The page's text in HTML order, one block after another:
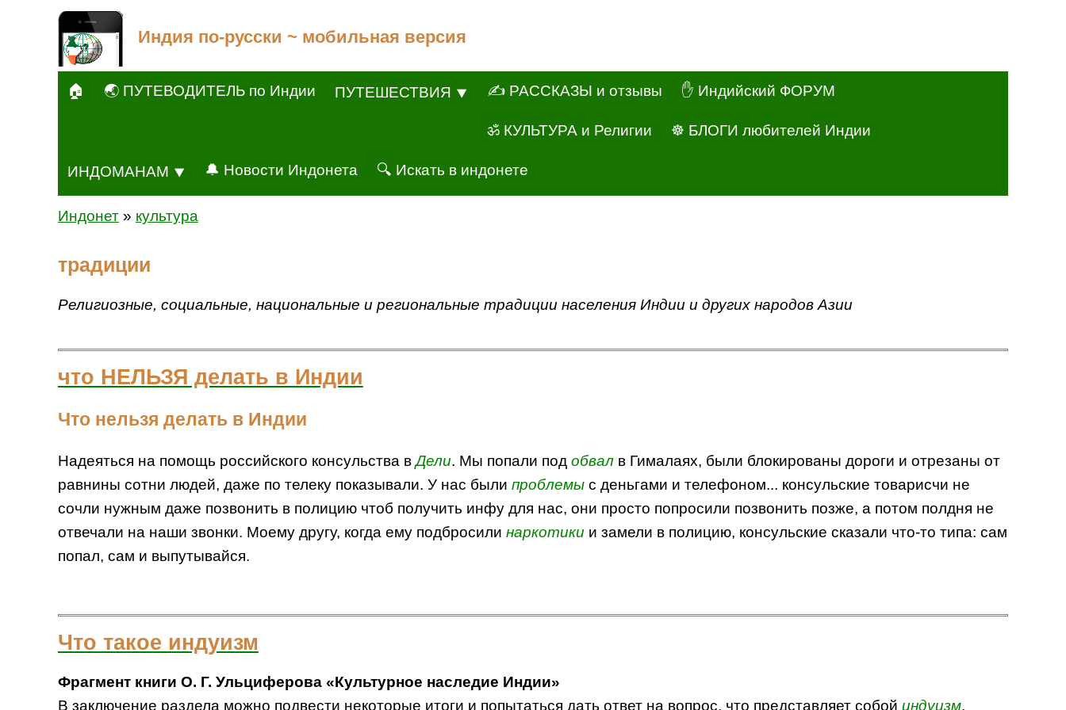
Индия по-русски ~ мобильная версия
🏠 🌏 ПУТЕВОДИТЕЛЬ по Индии ПУТЕШЕСТВИЯ ⯆ ✍ РАССКАЗЫ и отзывы ✋ Индийский ФОРУМ
ॐ КУЛЬТУРА и Религии ☸ БЛОГИ любителей Индии
ИНДОМАНАМ ⯆ 🔔 Новости Индонета 🔍 Искать в индонете
Индонет» культура
традиции
Религиозные, социальные, национальные и региональные традиции населения Индии и других народов Азии
что НЕЛЬЗЯ делать в Индии
Что нельзя делать в Индии
Надеяться на помощь российского консульства вДели. Мы попали под обвалв Гималаях, были блокированы дороги и отрезаны от
равнины сотни людей, даже по телеку показывали. У нас были проблемыс деньгами и телефоном... консульские товарисчи не
сочли нужным даже позвонить в полицию чтоб получить инфу для нас, они просто попросили позвонить позже, а потом полдня не
отвечали на наши звонки. Моему другу, когда ему подбросили наркотики и замели в полицию, консульские сказали что-то типа: сам
попал, сам и выпутывайся.
Что такое индуизм
Фрагмент книги О. Г. Ульциферова «Культурное наследие Индии»
В заключение раздела можно подвести некоторые итоги и попытаться дать ответ на вопрос, что представляет собой индуизм.